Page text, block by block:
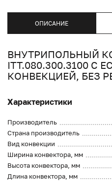
ОПИСАНИЕ
ВНУТРИПОЛЬНЫЙ
ITT.080.300.3100 С
КОНВЕКЦИЕЙ, БЕЗ
Характеристики
Производитель
Страна производитель
Вид конвекции
Ширина конвектора, мм
Высота конвектора, мм
Длина конвектора, мм